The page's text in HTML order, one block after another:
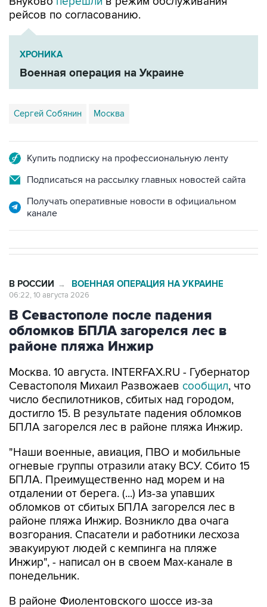
рейсов по согласованию.
ХРОНИКА
Военная операция на Украине
Сергей Собянин Москва
Купить подписку на профессиональную ленту
Подписаться на рассылку главных новостей сайта
Получать оперативные новости в официальном
канале
В РОССИИ → ВОЕННАЯ ОПЕРАЦИЯ НА УКРАИНЕ
06:22, 10 августа 2026
В Севастополе после падения
обломков БПЛА загорелся лес в
районе пляжа Инжир
Москва. 10 августа. INTERFAX.RU - Губернатор
Севастополя Михаил Развожаев сообщил, что
число беспилотников, сбитых над городом,
достигло 15. В результате падения обломков
БПЛА загорелся лес в районе пляжа Инжир.
"Наши военные, авиация, ПВО и мобильные
огневые группы отразили атаку ВСУ. Сбито 15
БПЛА. Преимущественно над морем и на
отдалении от берега. (...) Из-за упавших
обломков от сбитых БПЛА загорелся лес в
районе пляжа Инжир. Возникло два очага
возгорания. Спасатели и работники лесхоза
эвакуируют людей с кемпинга на пляже
Инжир", - написал он в своем Мах-канале в
понедельник.
В районе Фиолентовского шоссе из-за